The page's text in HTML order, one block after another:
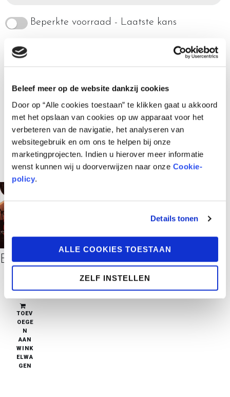
Beleef meer op de website dankzij cookies
Door op “Alle cookies toestaan” te klikken gaat u akkoord
met het opslaan van cookies op uw apparaat voor het
verbeteren van de navigatie, het analyseren van
websitegebruik en om ons te helpen bij onze
marketingprojecten. Indien u hierover meer informatie
wenst kunnen wij u doorverwijzen naar onze Cookie-
policy.
Details tonen
ALLE COOKIES TOESTAAN
ZELF INSTELLEN
Beperkte voorraad - Laatste kans
Een Corsicaans Verhaal
in stock
TOEV
OEGE
N
AAN
WINK
ELWA
GEN